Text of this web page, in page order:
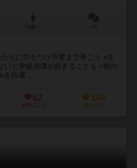
ちに力をつけ卒業まで導こう ○生
いと学級崩壊が起きることも ○他の
回避...
62
お気に入り
184
持ってる